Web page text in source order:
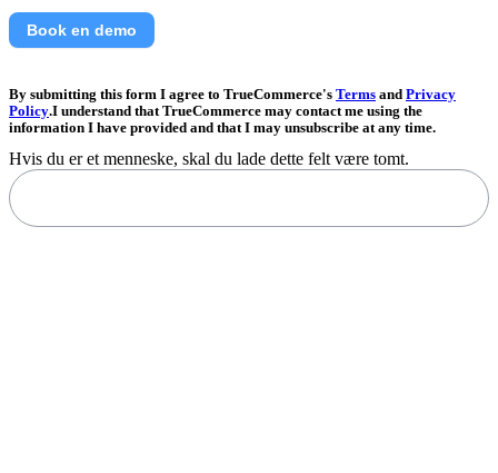
Book en demo
By submitting this form I agree to TrueCommerce's Terms and Privacy
Policy.I understand that TrueCommerce may contact me using the
information I have provided and that I may unsubscribe at any time.
Hvis du er et menneske, skal du lade dette felt være tomt.